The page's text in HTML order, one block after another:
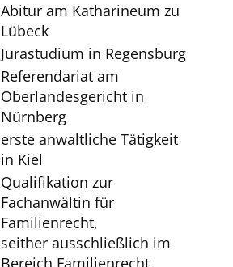
Abitur am Katharineum zu
Lübeck
Jurastudium in Regensburg
Referendariat am
Oberlandesgericht in
Nürnberg
erste anwaltliche Tätigkeit
in Kiel
Qualifikation zur
Fachanwältin für
Familienrecht,
seither ausschließlich im